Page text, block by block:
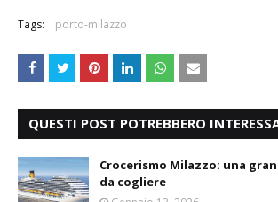
Tags: porto-milazzo
QUESTI POST POTREBBERO
Crocerismo Milazzo: una
da cogliere